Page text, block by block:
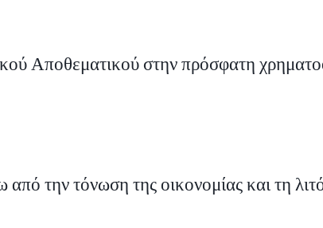
Αποθεματικού στην πρόσφατη
την τόνωση της οικονομίας και τη